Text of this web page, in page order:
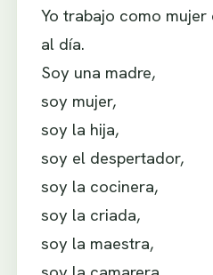
Yo trabajo como
al día.
Soy una madre,
soy mujer,
soy la hija,
soy el despertador,
soy la cocinera,
soy la criada,
soy la maestra,